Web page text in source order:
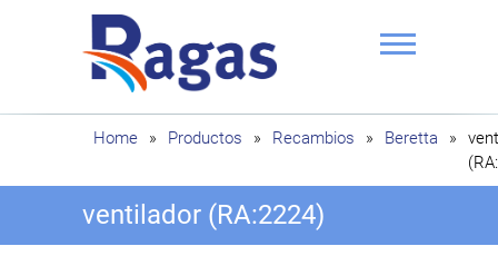
Ragas
Home » Productos » Recambios » Beretta »
ventilador (RA:2224)